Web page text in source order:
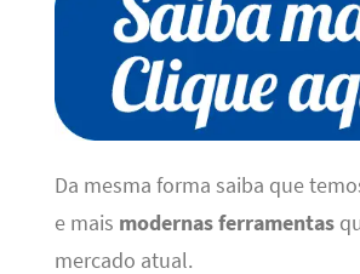
Da mesma forma saiba que
e mais modernas ferramentas
mercado atual.